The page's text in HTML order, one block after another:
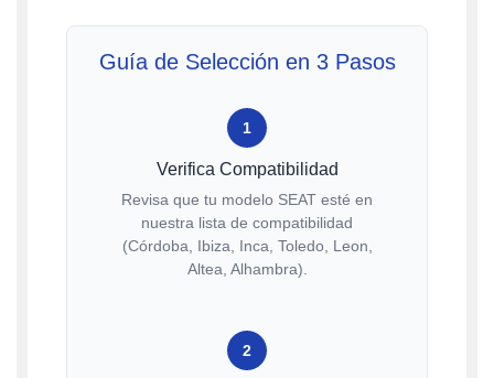
Guía de Selección en 3 Pasos
1
Verifica Compatibilidad
Revisa que tu modelo SEAT esté en
nuestra lista de compatibilidad
(Córdoba, Ibiza, Inca, Toledo, Leon,
Altea, Alhambra).
2